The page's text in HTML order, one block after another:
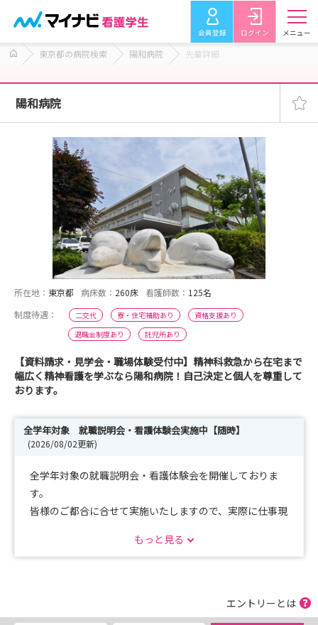
会員登録 ログイン メニュー
東京都の病院検索 陽和病院 先輩詳細
陽和病院
所在地： 東京都 病床数： 260床 看護師数： 125名
制度待遇：
二交代 寮・住宅補助あり
資格支援あり
退職金制度あり
託児所あり
【資料請求・見学会・職場体験受付中】精神科救急から在宅まで
幅広く精神看護を学ぶなら陽和病院！自己決定と個人を尊重して
おります。
全学年対象 就職説明会・看護体験会実施中【随時】
(2026/08/02更新)
全学年対象の就職説明会・看護体験会を開催しておりま
す。
皆様のご都合に合せて実施いたしますので、実際に仕事現
夏季休暇を利用していただき、精神科に興味関心がある方
27卒選考会も引き続き随時実施しておりますので、ぜひ
もっと見る
エントリーとは